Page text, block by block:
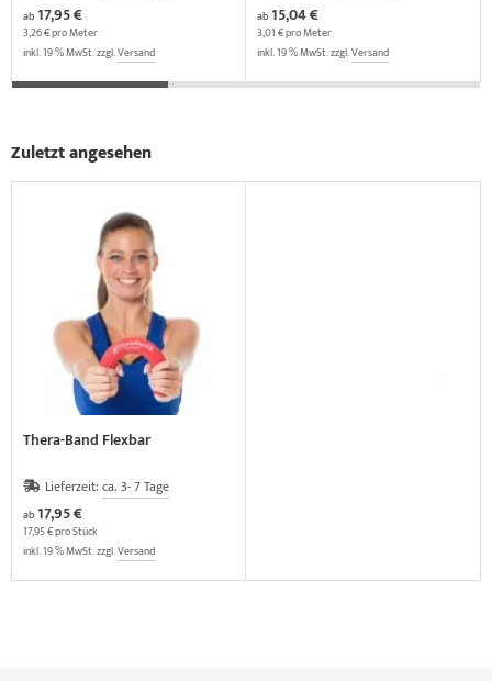
ab17,95 €
3,26 € pro Meter
inkl. 19 % MwSt. zzgl.Versand
ab15,04 €
3,01 € pro Meter
inkl. 19 % MwSt. zzgl.Versand
Zuletzt angesehen
Thera-Band Flexbar
Lieferzeit: ca. 3- 7 Tage
ab17,95 €
17,95 € pro Stück
inkl. 19 % MwSt. zzgl.Versand